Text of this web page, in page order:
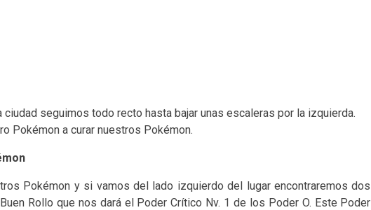
ciudad seguimos todo recto hasta bajar unas escaleras por la izquierda.
Pokémon a curar nuestros Pokémon.
Pokémon y si vamos del lado izquierdo del lugar encontraremos dos
Rollo que nos dará el Poder Crítico Nv. 1 de los Poder O. Este Poder